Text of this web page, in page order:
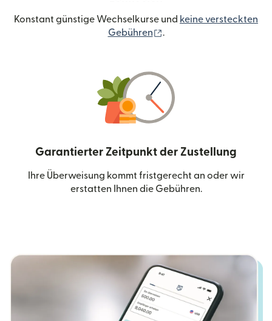
Konstant günstige Wechselkurse und keine versteckten
Gebühren
.
Garantierter Zeitpunkt der Zustellung
Ihre Überweisung kommt fristgerecht an oder wir
erstatten Ihnen die Gebühren.